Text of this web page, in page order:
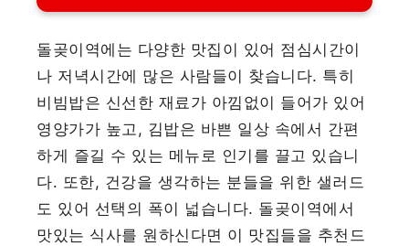
돌곶이역에는 다양한 맛집이 있어 점심시간이
나 저녁시간에 많은 사람들이 찾습니다. 특히
비빔밥은 신선한 재료가 아낌없이 들어가 있어
영양가가 높고, 김밥은 바쁜 일상 속에서 간편
하게 즐길 수 있는 메뉴로 인기를 끌고 있습니
다. 또한, 건강을 생각하는 분들을 위한 샐러드
도 있어 선택의 폭이 넓습니다. 돌곶이역에서
맛있는 식사를 원하신다면 이 맛집들을 추천드